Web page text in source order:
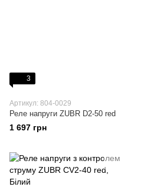
3
Артикул: 804-0029
Реле напруги ZUBR D2-50 red
1 697 грн